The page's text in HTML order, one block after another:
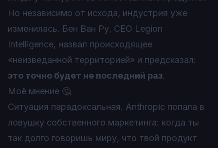
Но независимо от исхода, индустрия уже
изменилась. Бен Ван Ру, CEO Legion
Intelligence, назвал происходящее
«неизведанной территорией» и предсказал:
это точно будет не последний раз.
Моё мнение 🤔
Ситуация парадоксальная. Anthropic попала в
ловушку собственного маркетинга: когда ты
так долго говоришь миру, что твой продукт